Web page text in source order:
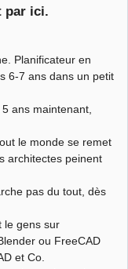
par ici.
Planificateur en
6-7 ans dans un petit
ans maintenant,
le monde se remet
architectes peinent
pas du tout, dès
le gens sur
ou FreeCAD
et Co.